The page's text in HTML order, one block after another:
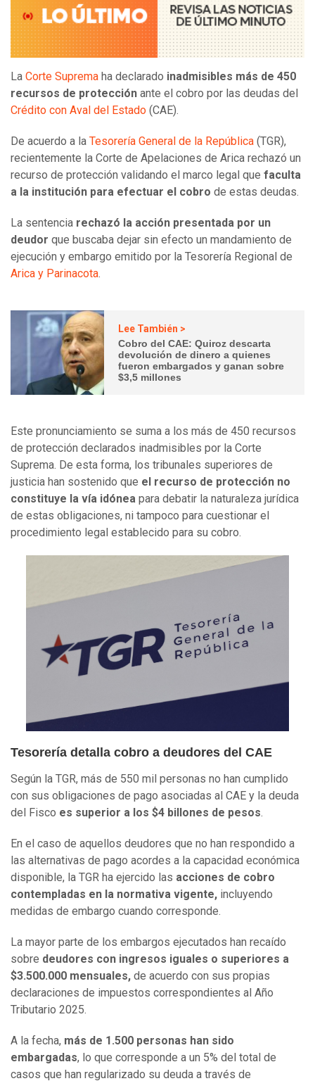
La Corte Suprema ha declarado inadmisibles más de 450
recursos de protección ante el cobro por las deudas del
Crédito con Aval del Estado (CAE).
De acuerdo a la Tesorería General de la República (TGR),
recientemente la Corte de Apelaciones de Arica rechazó un
recurso de protección validando el marco legal que faculta
a la institución para efectuar el cobro de estas deudas.
La sentencia rechazó la acción presentada por un
deudor que buscaba dejar sin efecto un mandamiento de
ejecución y embargo emitido por la Tesorería Regional de
Arica y Parinacota.
Lee También >
Cobro del CAE: Quiroz descarta
devolución de dinero a quienes
fueron embargados y ganan sobre
$3,5 millones
Este pronunciamiento se suma a los más de 450 recursos
de protección declarados inadmisibles por la Corte
Suprema. De esta forma, los tribunales superiores de
justicia han sostenido que el recurso de protección no
constituye la vía idónea para debatir la naturaleza jurídica
de estas obligaciones, ni tampoco para cuestionar el
procedimiento legal establecido para su cobro.
Tesorería detalla cobro a deudores del CAE
Según la TGR, más de 550 mil personas no han cumplido
con sus obligaciones de pago asociadas al CAE y la deuda
del Fisco es superior a los $4 billones de pesos.
En el caso de aquellos deudores que no han respondido a
las alternativas de pago acordes a la capacidad económica
disponible, la TGR ha ejercido las acciones de cobro
contempladas en la normativa vigente, incluyendo
medidas de embargo cuando corresponde.
La mayor parte de los embargos ejecutados han recaído
sobre deudores con ingresos iguales o superiores a
$3.500.000 mensuales, de acuerdo con sus propias
declaraciones de impuestos correspondientes al Año
Tributario 2025.
A la fecha, más de 1.500 personas han sido
embargadas, lo que corresponde a un 5% del total de
casos que han regularizado su deuda a través de